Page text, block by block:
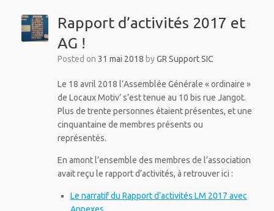
Rapport d’activités 2017 et
AG !
Posted on 31 mai 2018 byGR Support SIC
Le 18 avril 2018 l’Assemblée Générale « ordinaire »
de Locaux Motiv’ s’est tenue au 10 bis rue Jangot.
Plus de trente personnes étaient présentes, et une
cinquantaine de membres présents ou
représentés.
En amont l’ensemble des membres de l’association
avait reçu le rapport d’activités, à retrouver ici :
Le narratif du Rapport d’activités LM 2017 avec